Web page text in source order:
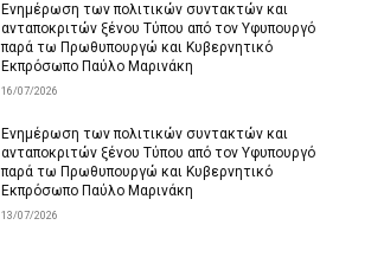
Ενημέρωση των πολιτικών συντακτών και
ανταποκριτών ξένου Τύπου από τον Υφυπουργό
παρά τω Πρωθυπουργώ και Κυβερνητικό
Εκπρόσωπο Παύλο Μαρινάκη
16/07/2026
Ενημέρωση των πολιτικών συντακτών και
ανταποκριτών ξένου Τύπου από τον Υφυπουργό
παρά τω Πρωθυπουργώ και Κυβερνητικό
Εκπρόσωπο Παύλο Μαρινάκη
13/07/2026